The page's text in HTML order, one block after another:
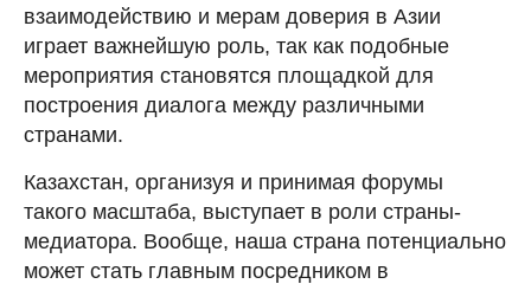
взаимодействию и мерам доверия в Азии
играет важнейшую роль, так как подобные
мероприятия становятся площадкой для
построения диалога между различными
странами.
Казахстан, организуя и принимая форумы
такого масштаба, выступает в роли страны-
медиатора. Вообще, наша страна потенциально
может стать главным посредником в